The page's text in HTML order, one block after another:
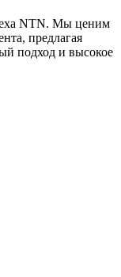
NTN. Мы ценим
предлагая
подход и высокое